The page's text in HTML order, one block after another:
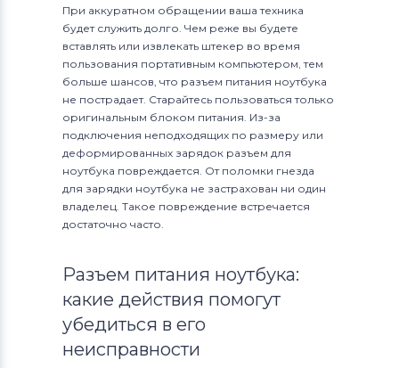
При аккуратном обращении ваша техника
будет служить долго. Чем реже вы будете
вставлять или извлекать штекер во время
пользования портативным компьютером, тем
больше шансов, что разъем питания ноутбука
не пострадает. Старайтесь пользоваться только
оригинальным блоком питания. Из-за
подключения неподходящих по размеру или
деформированных зарядок разъем для
ноутбука повреждается. От поломки гнезда
для зарядки ноутбука не застрахован ни один
владелец. Такое повреждение встречается
достаточно часто.
Разъем питания ноутбука:
какие действия помогут
убедиться в его
неисправности